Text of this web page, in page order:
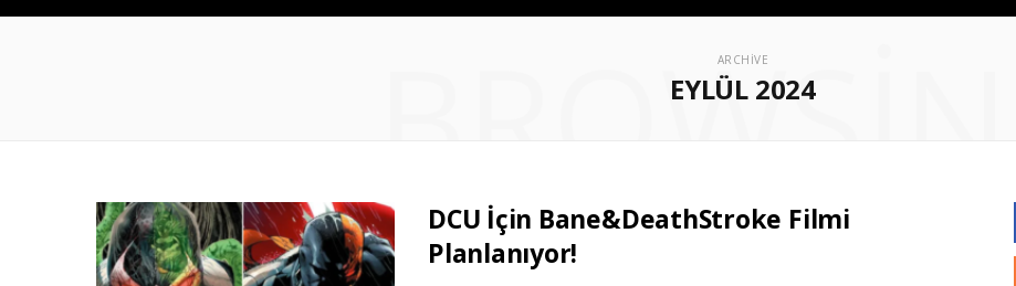
ARCHIVE
EYLÜL 2024
BROWSING
DCU İçin Bane&DeathStroke Filmi
Planlanıyor!